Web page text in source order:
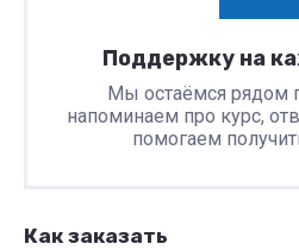
Поддержку на
Мы остаёмся рядом
напоминаем про курс,
помогаем
Как заказать